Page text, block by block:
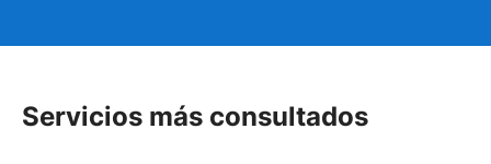
Servicios más consultados